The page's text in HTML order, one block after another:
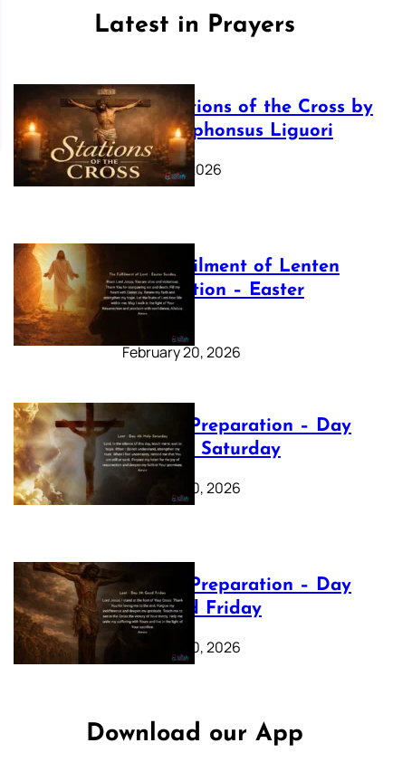
Latest in Prayers
The Stations of the Cross by
Saint Alphonsus Liguori
March 16, 2026
The Fulfilment of Lenten
Preparation – Easter
Sunday
February 20, 2026
Lenten Preparation – Day
40: Holy Saturday
February 20, 2026
Lenten Preparation – Day
39: Good Friday
February 20, 2026
Download our App